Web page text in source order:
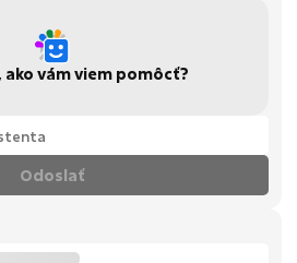
ako vám viem pomôcť?
Odoslať